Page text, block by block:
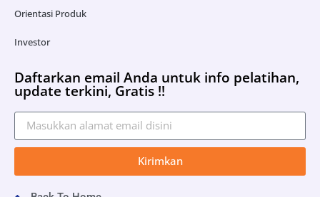
Orientasi Produk
Investor
Daftarkan email Anda untuk info pelatihan,
update terkini, Gratis !!
Kirimkan